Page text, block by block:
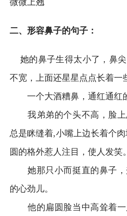
微微上翘
二、形容鼻子的句子：
她的鼻子生得太小了，鼻
不宽，上面还星星点点长着一
一个大酒糟鼻，通红通红
我弟弟的个头不高，脸上
总是眯缝着,小嘴上边长着个
圆的格外惹人注目，使人发笑。
她那只小而挺直的鼻子，
的心劲儿。
他的扁圆脸当中高耸着一